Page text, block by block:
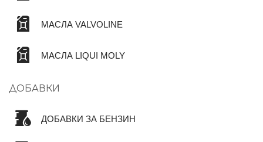
МАСЛА VALVOLINE
МАСЛА LIQUI MOLY
ДОБАВКИ
ДОБАВКИ ЗА БЕНЗИН